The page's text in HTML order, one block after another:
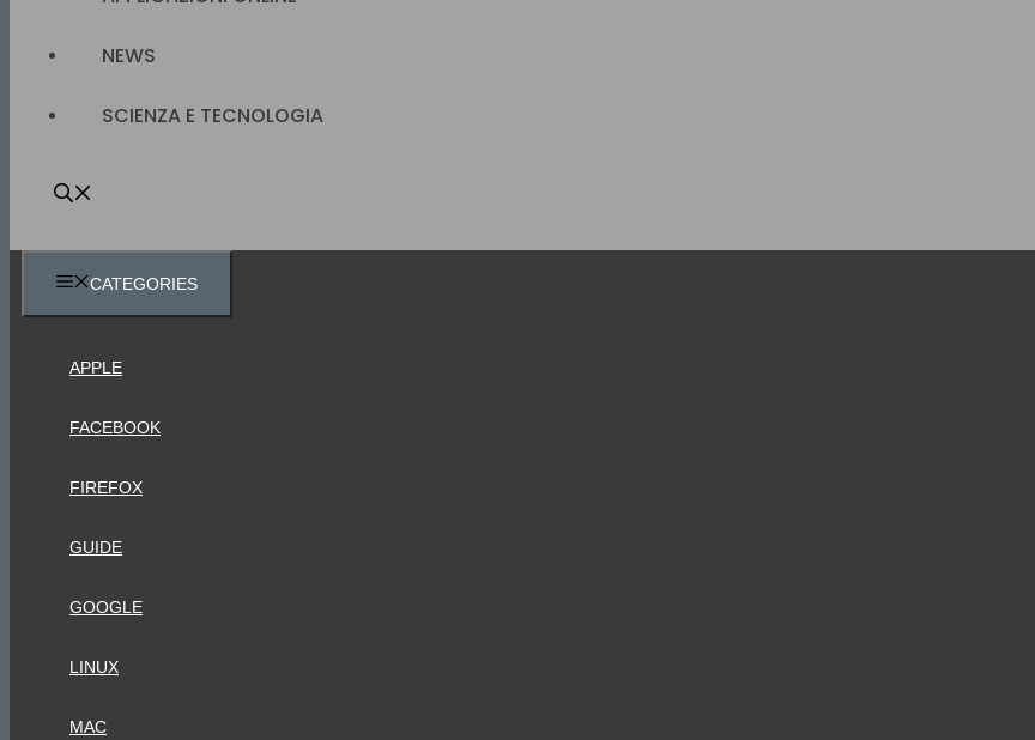
NEWS
SCIENZA E TECNOLOGIA
CATEGORIES
APPLE
FACEBOOK
FIREFOX
GUIDE
GOOGLE
LINUX
MAC